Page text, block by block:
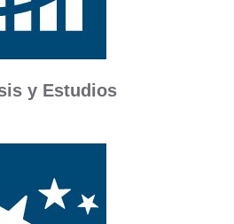
y Estudios